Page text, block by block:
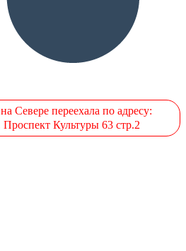
Севере переехала по адресу:
Культуры 63 стр.2